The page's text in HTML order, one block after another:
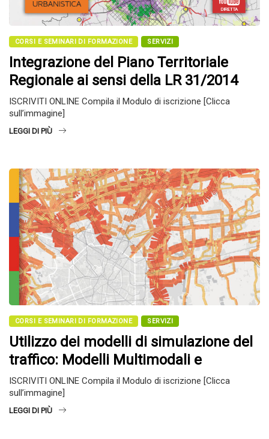
CORSI E SEMINARI DI FORMAZIONE SERVIZI
Integrazione del Piano Territoriale
Regionale ai sensi della LR 31/2014
ISCRIVITI ONLINE Compila il Modulo di iscrizione [Clicca
sull’immagine]
LEGGI DI PIÙ
CORSI E SEMINARI DI FORMAZIONE SERVIZI
Utilizzo dei modelli di simulazione del
traffico: Modelli Multimodali e
ISCRIVITI ONLINE Compila il Modulo di iscrizione [Clicca
sull’immagine]
LEGGI DI PIÙ